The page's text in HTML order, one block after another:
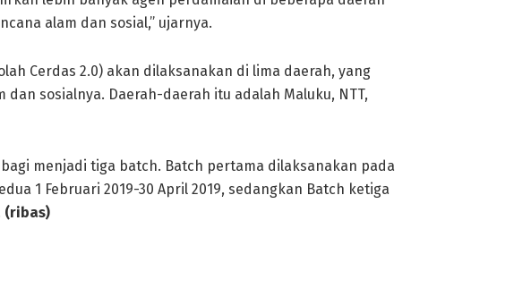
alam dan sosial,” ujarnya.
Cerdas 2.0) akan dilaksanakan di lima daerah, yang
sosialnya. Daerah-daerah itu adalah Maluku, NTT,
menjadi tiga batch. Batch pertama dilaksanakan pada
1 Februari 2019-30 April 2019, sedangkan Batch ketiga
(ribas)